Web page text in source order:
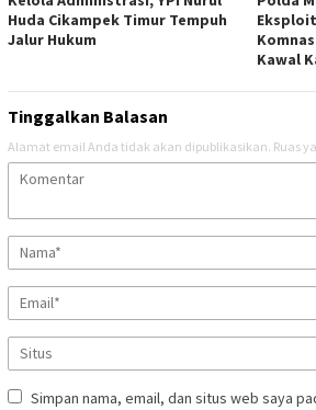
Huda Cikampek Timur Tempuh
Jalur Hukum
Kawal
Tinggalkan Balasan
Alamat email Anda tidak akan dipublikasikan. Ruas
Simpan nama, email, dan situs web saya